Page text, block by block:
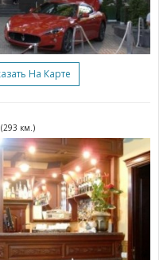
На Карте
(293 км.)